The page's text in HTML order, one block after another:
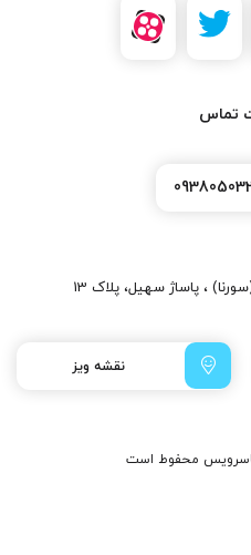
تماس
، پاساژ سهیل، پلاک 13
نقشه ویز
محفوط است